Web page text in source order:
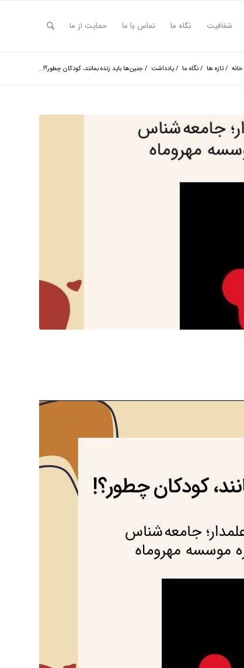
شفافیت نگاه ما تماس با ما حمایت از ما
خانه /تازه ها /نگاه ما /یادداشت /جنین‌ها باید زنده بمانند، کودکان چطور؟!...